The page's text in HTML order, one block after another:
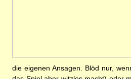
die eigenen Ansagen. Blöd nur,